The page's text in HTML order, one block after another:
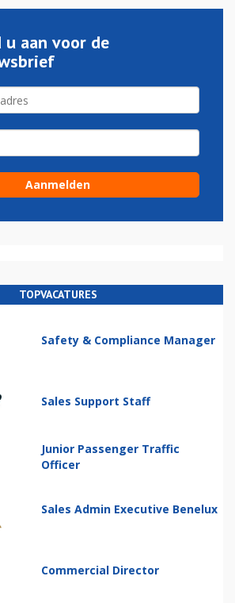
u aan voor de
TOPVACATURES
Safety & Compliance Manager
Sales Support Staff
Junior Passenger Traffic
Officer
Sales Admin Executive Benelux
Commercial Director